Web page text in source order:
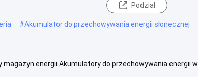
Podział
#Akumulator do przechowywania energii słonecznej
energii Akumulatory do przechowywania energii w